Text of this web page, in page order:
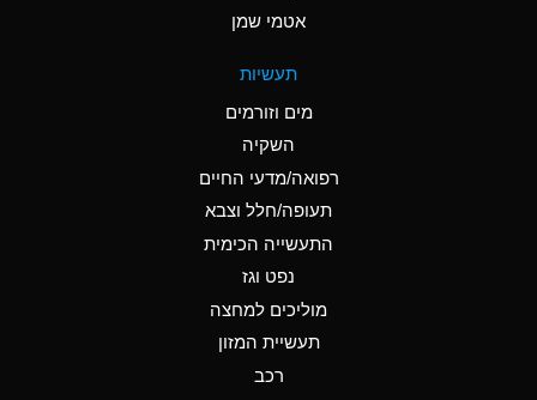
Ammonia Gas (hot)
Ammonium Hydroxide
A
Ammonium Nitrate
Ammonium Nitrite
אטמי שמן
תעשיות
מים וזורמים
השקיה
רפואה/מדעי החיים
תעופה/חלל וצבא
התעשייה הכימית
נפט וגז
מוליכים למחצה
תעשיית המזון
רכב